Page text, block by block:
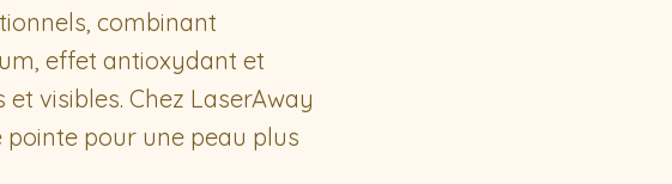
combinant
effet antioxydant et
visibles. Chez LaserAway
pour une peau plus